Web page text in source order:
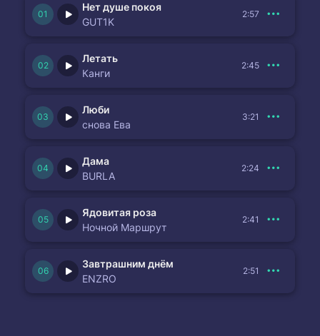
Нет душе покоя
GUT1K
2:57
Летать
Канги
2:45
Люби
снова Ева
3:21
Дама
BURLA
2:24
Ядовитая роза
Ночной Маршрут
2:41
Завтрашним днём
ENZRO
2:51